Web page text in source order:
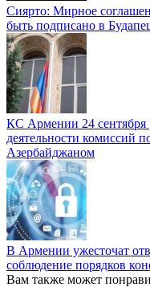
Сиярто: Мирное
быть подписано в
КС Армении 24 сентября
деятельности комиссий
Азербайджаном
В Армении ужесточат
соблюдение порядков
Вам также может